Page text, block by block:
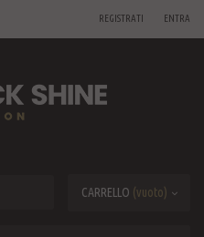
ENTRA
REGISTRATI
CARRELLO (vuoto)